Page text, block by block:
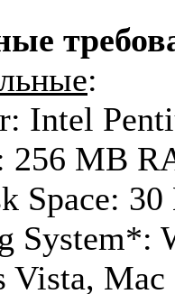
:
Intel
256 MB
Space:
System*:
Vista, Mac